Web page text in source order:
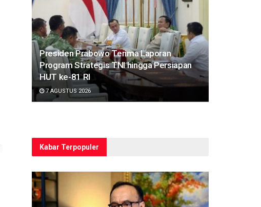
Presiden Prabowo Terima Laporan
Program Strategis TNI hingga Persiapan
HUT ke-81 RI
7 AGUSTUS 2026
Kabar Terpopuler